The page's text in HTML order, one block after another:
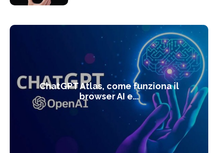
ChatGPT Atlas, come funziona il
browser AI e...